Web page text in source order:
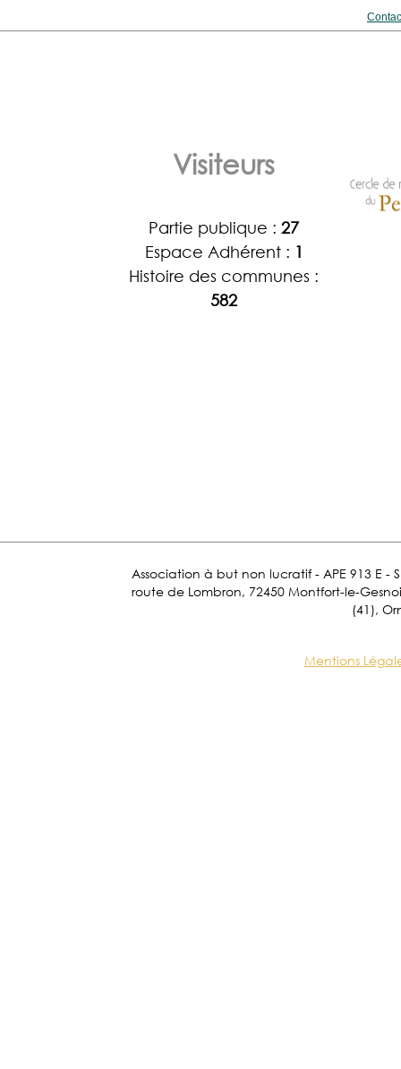
Visiteurs
Partie publique : 27
Espace Adhérent : 1
Histoire des communes :
582
Association à but non lucratif - APE 913 E -
route de Lombron, 72450 Montfort-le-
(41),
Mentions